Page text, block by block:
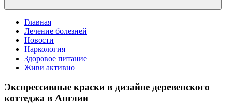
Главная
Лечение болезней
Новости
Наркология
Здоровое питание
Живи активно
Экспрессивные краски в дизайне деревенского
коттеджа в Англии